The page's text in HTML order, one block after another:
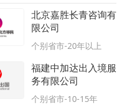
北京嘉胜长青咨询有
限公司
个别省市-20年以上
福建中加达出入境服
务有限公司
个别省市-10-15年